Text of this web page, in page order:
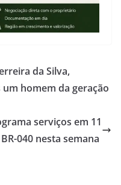
da Silva,
homem da geração
serviços em 11
040 nesta semana